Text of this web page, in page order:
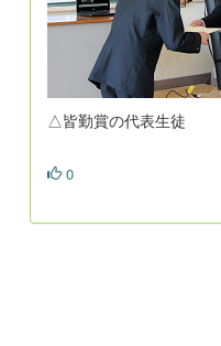
△皆勤賞の代表
0